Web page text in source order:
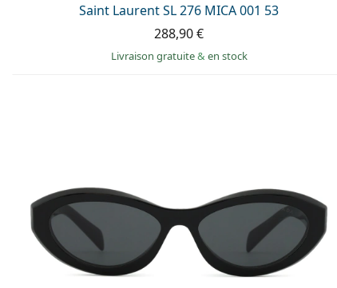
Saint Laurent SL 276 MICA 001 53
288,90 €
Livraison gratuite& en stock